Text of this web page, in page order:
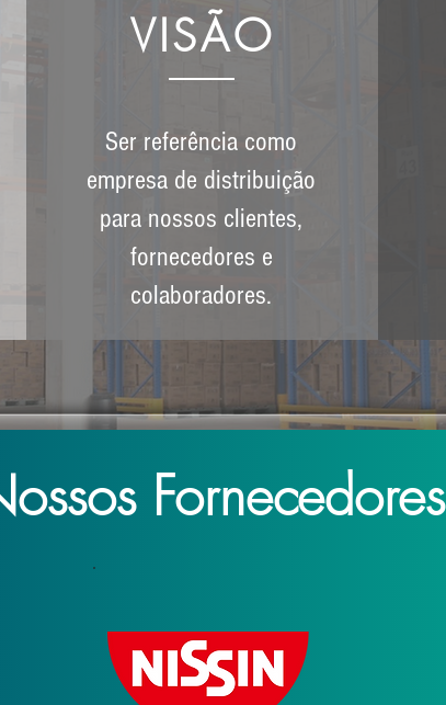
VISÃO
Ser referência como
empresa de distribuição
para nossos clientes,
fornecedores e
colaboradores.
Fornecedores